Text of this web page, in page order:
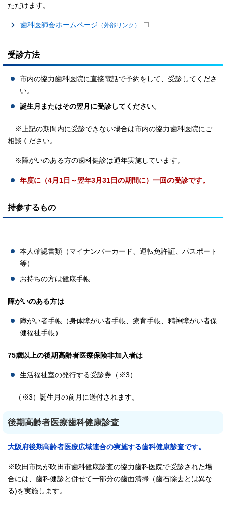
ただけます。
歯科医師会ホームページ （外部リンク）
受診方法
市内の協力歯科医院に直接電話で予約をして、受診してくださ
い。
誕生月またはその翌月に受診してください。
※上記の期間内に受診できない場合は市内の協力歯科医院にご
相談ください。
※障がいのある方の歯科健診は通年実施しています。
年度に（4月1日～翌年3月31日の期間に） 一回の受診です。
持参するもの
本人確認書類（マイナンバーカード、運転免許証、パスポート
等）
お持ちの方は健康手帳
障がいのある方は
障がい者手帳（身体障がい者手帳、療育手帳、精神障がい者保
健福祉手帳）
75歳以上の後期高齢者医療保険非加入者は
生活福祉室の発行する受診券（※3）
（※3）誕生月の前月に送付されます。
後期高齢者医療歯科健康診査
大阪府後期高齢者医療広域連合の実施する歯科健康診査です。
※吹田市民が吹田市歯科健康診査の協力歯科医院で受診された場
合には、歯科健診と併せて一部分の歯面清掃（歯石除去とは異な
る)を実施します。